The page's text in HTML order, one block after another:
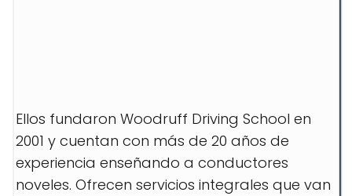
Ellos fundaron Woodruff Driving School en
2001 y cuentan con más de 20 años de
experiencia enseñando a conductores
noveles. Ofrecen servicios integrales que van